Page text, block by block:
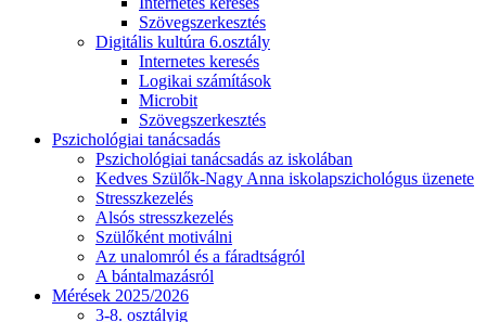
Szövegszerkesztés
Digitális kultúra 6.osztály
Internetes keresés
Logikai számítások
Microbit
Szövegszerkesztés
Pszichológiai tanácsadás
Pszichológiai tanácsadás az iskolában
Kedves Szülők-Nagy Anna iskolapszichológus üzenete
Stresszkezelés
Alsós stresszkezelés
Szülőként motiválni
Az unalomról és a fáradtságról
A bántalmazásról
Mérések 2025/2026
3-8. osztályig